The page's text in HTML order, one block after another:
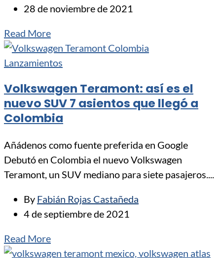
28 de noviembre de 2021
Read More
Lanzamientos
Volkswagen Teramont: así es el
nuevo SUV 7 asientos que llegó a
Colombia
Añádenos como fuente preferida en Google
Debutó en Colombia el nuevo Volkswagen
Teramont, un SUV mediano para siete pasajeros....
By Fabián Rojas Castañeda
4 de septiembre de 2021
Read More